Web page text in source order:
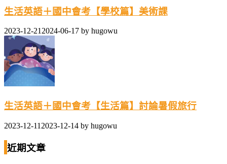
生活英語＋國中會考【學校篇】美術課
2023-12-212024-06-17 by hugowu
生活英語＋國中會考【生活篇】討論暑假旅行
2023-12-11 2023-12-14 by hugowu
近期文章